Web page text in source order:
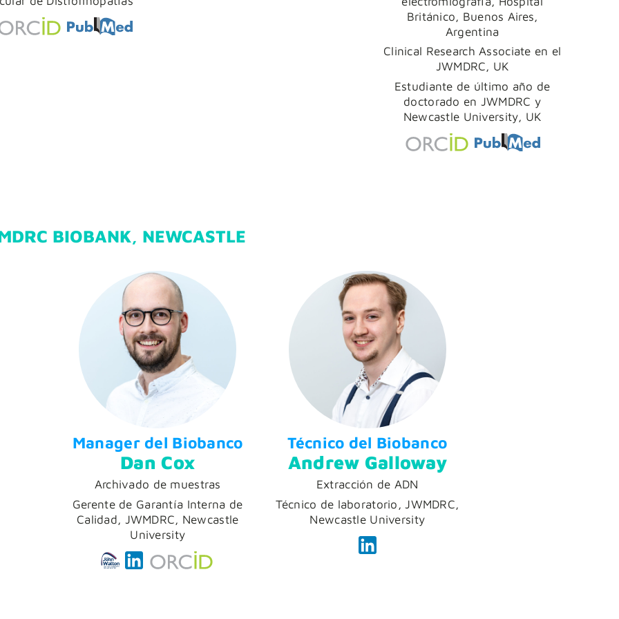
Británico, Buenos Aires,
Argentina
Clinical Research Associate en el
JWMDRC, UK
Estudiante de último año de
doctorado en JWMDRC y
Newcastle University, UK
BIOBANK, NEWCASTLE
Manager del Biobanco
Dan Cox
Archivado de muestras
Gerente de Garantía Interna de
Calidad, JWMDRC, Newcastle
University
Técnico del Biobanco
Andrew Galloway
Extracción de ADN
Técnico de laboratorio, JWMDRC,
Newcastle University